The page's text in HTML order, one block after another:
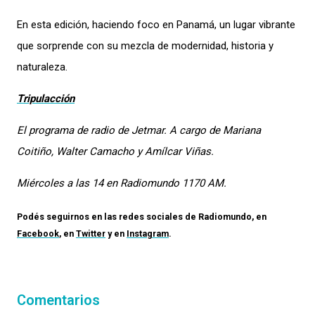
En esta edición, haciendo foco en Panamá, un lugar vibrante
que sorprende con su mezcla de modernidad, historia y
naturaleza.
Tripulacción
El programa de radio de Jetmar. A cargo de Mariana
Coitiño, Walter Camacho y Amílcar Viñas.
Miércoles a las 14 en Radiomundo 1170 AM.
Podés seguirnos en las redes sociales de Radiomundo, en
Facebook, en Twitter y en Instagram.
Comentarios